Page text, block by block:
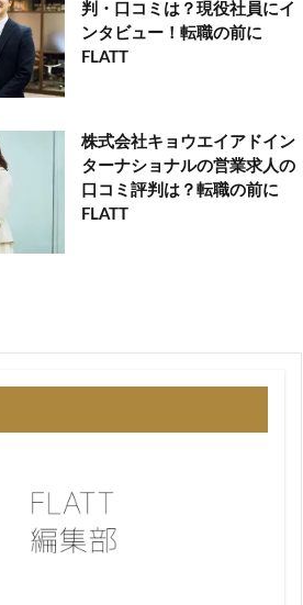
判・口コミは？現役社員にイ
ンタビュー！転職の前に
FLATT
株式会社キョウエイアドイン
ターナショナルの営業求人の
口コミ評判は？転職の前に
FLATT